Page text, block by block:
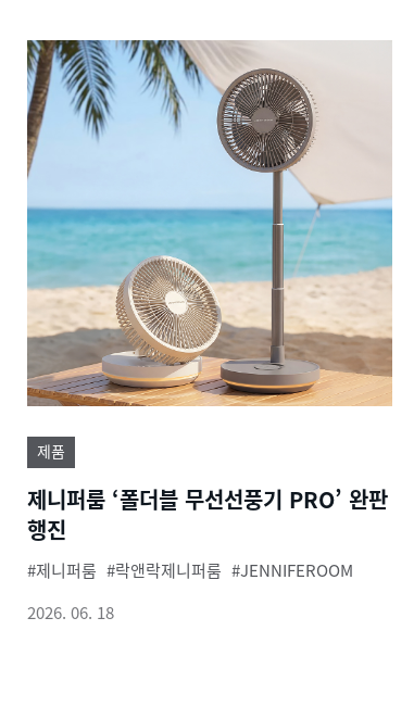
제품
제니퍼룸 ‘폴더블 무선선풍기 PRO’ 완판
행진
제니퍼룸 락앤락제니퍼룸
JENNIFEROOM
2026. 06. 18